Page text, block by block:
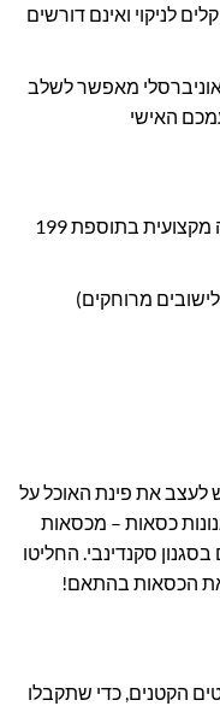
לניקוי ואינם דורשים
מאפשר לשלב
האישי
כן (אופציה להרכבה מקצועית בתוספת 199
לעצב את פינת האוכל על
כסאות – מכסאות
סקנדינבי. החליטו
את הכסאות בהתאם!
הקטנים, כדי שתקבלו